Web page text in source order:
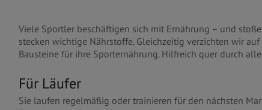
Viele Sportler beschäftigen sich mit Ernährung – und
stecken wichtige Nährstoffe. Gleichzeitig verzichten wir
Bausteine für ihre Sporternährung. Hilfreich quer durch
Für Läufer
Sie laufen regelmäßig oder trainieren für den nächsten